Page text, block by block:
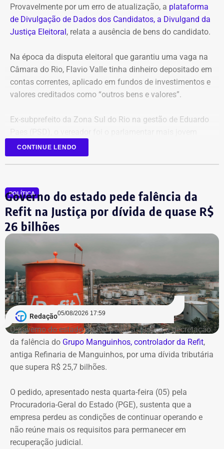
Provavelmente por um erro de atualização, a plataforma
de Divulgação de Dados dos Candidatos, a Divulgand da
Justiça Eleitoral, relata a ausência de bens do candidato.
Na época da disputa eleitoral que garantiu uma vaga na
Câmara do Rio, Flavio Valle tinha dinheiro depositado em
contas correntes, aplicado em fundos de investimentos e
valores creditados como “outros bens e valores”.
Ex-subprefeito da Zona Sul do Rio na gestão de Eduardo
eleito na última legislatura da Câmara e agora disputa,
pela primeira vez, o cargo de deputado estadual.
CONTINUE LENDO
POLÍTICA
Governo do estado pede falência da
Refit na Justiça por dívida de quase R$
26 bilhões
Redação05/08/2026 17:59
O governo do estado do Rio pediu à Justiça a decretação
da falência do Grupo Manguinhos, controlador da Refit,
antiga Refinaria de Manguinhos, por uma dívida tributária
que supera R$ 25,7 bilhões.
O pedido, apresentado nesta quarta-feira (05) pela
Procuradoria-Geral do Estado (PGE), sustenta que a
empresa perdeu as condições de continuar operando e
não reúne mais os requisitos para permanecer em
recuperação judicial.